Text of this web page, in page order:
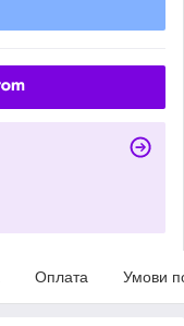
Оплата Умови